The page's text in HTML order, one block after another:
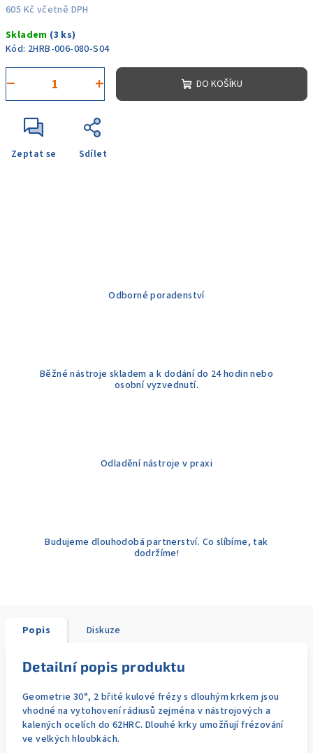
605 Kč včetně DPH
cena:
Skladem (3 ks)
Kód: 2HRB-006-080-S04
+
− DO KOŠÍKU
Zeptat se Sdílet
Odborné poradenství
Běžné nástroje skladem a k dodání do 24 hodin nebo
osobní vyzvednutí.
Odladění nástroje v praxi
Budujeme dlouhodobá partnerství. Co slíbíme, tak
dodržíme!
Popis Diskuze
Detailní popis produktu
Geometrie 30°, 2 břité kulové frézy s dlouhým krkem jsou
vhodné na vytohovení rádiusů zejména v nástrojových a
kalených ocelích do 62HRC. Dlouhé krky umožňují frézování
ve velkých hloubkách.